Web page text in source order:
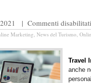
| Commenti disabilitati
Marketing, News del Turismo,
Travel
anche